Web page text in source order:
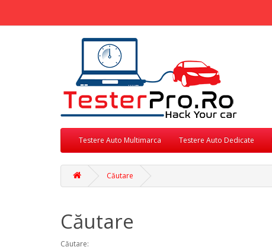
Testere Auto Multimarca Testere Auto Dedicate
Căutare
Căutare
Căutare: